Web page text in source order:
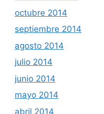
octubre 2014
septiembre 2014
agosto 2014
julio 2014
junio 2014
mayo 2014
abril 2014